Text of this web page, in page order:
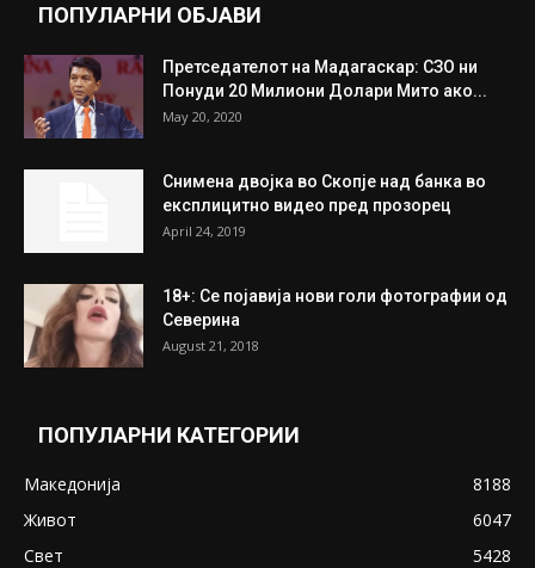
ПОПУЛАРНИ ОБЈАВИ
Претседателот на Мадагаскар: СЗО ни
Понуди 20 Милиони Долари Мито ако...
May 20, 2020
Снимена двојка во Скопје над банка во
експлицитно видео пред прозорец
April 24, 2019
18+: Се појавија нови голи фотографии од
Северина
August 21, 2018
ПОПУЛАРНИ КАТЕГОРИИ
Македонија
8188
Живот
6047
Свет
5428